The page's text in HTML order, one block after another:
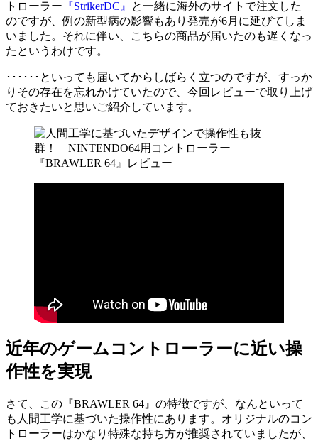
トローラー 『StrikerDC』
と一緒に海外のサイトで注文した
のですが、例の新型病の影響もあり発売が6月に延びてしま
いました。それに伴い、こちらの商品が届いたのも遅くなっ
たというわけです。
･･････といっても届いてからしばらく立つのですが、すっか
りその存在を忘れかけていたので、今回レビューで取り上げ
ておきたいと思いご紹介しています。
近年のゲームコントローラーに近い操
作性を実現
さて、この『BRAWLER 64』の特徴ですが、なんといって
も人間工学に基づいた操作性にあります。オリジナルのコン
トローラーはかなり特殊な持ち方が推奨されていましたが、